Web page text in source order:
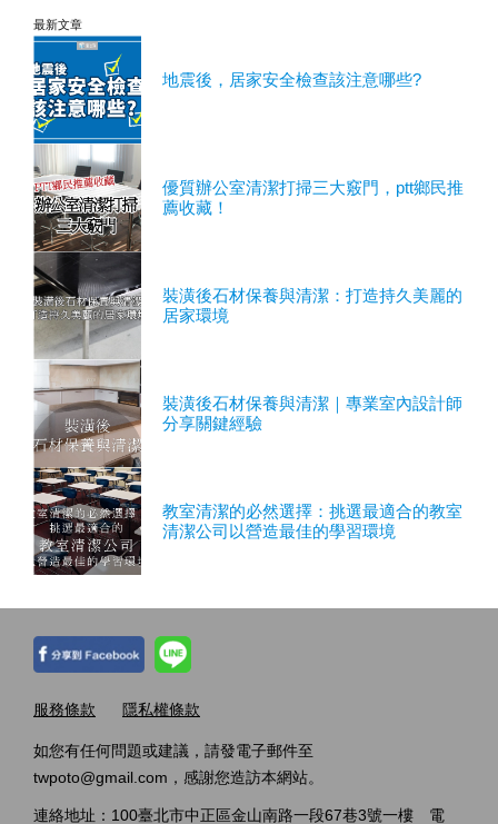
最新文章
地震後，居家安全檢查該注意哪些?
優質辦公室清潔打掃三大竅門，ptt鄉民推
薦收藏！
裝潢後石材保養與清潔：打造持久美麗的
居家環境
裝潢後石材保養與清潔｜專業室內設計師
分享關鍵經驗
教室清潔的必然選擇：挑選最適合的教室
清潔公司以營造最佳的學習環境
服務條款 隱私權條款
如您有任何問題或建議，請發電子郵件至
twpoto@gmail.com，感謝您造訪本網站。
連絡地址：100臺北市中正區金山南路一段67巷3號一樓 電